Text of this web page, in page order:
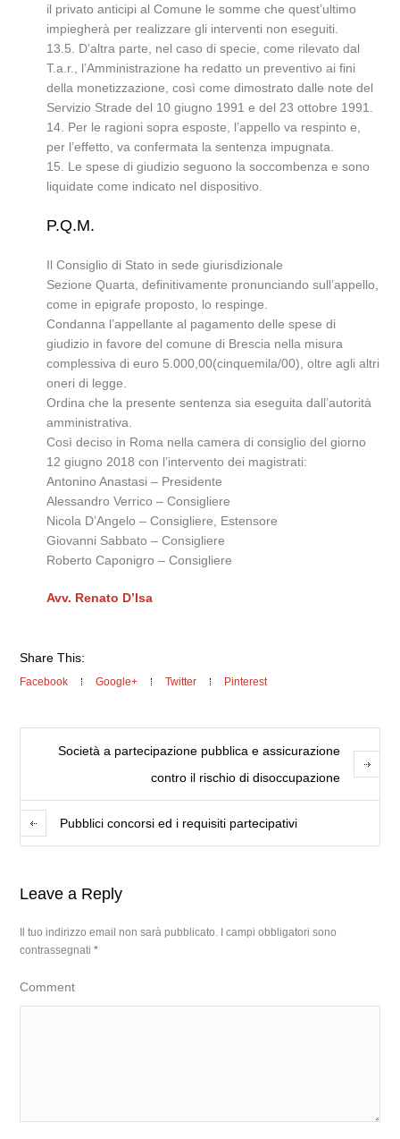
il privato anticipi al Comune le somme che quest’ultimo
impiegherà per realizzare gli interventi non eseguiti.
13.5. D’altra parte, nel caso di specie, come rilevato dal
T.a.r., l’Amministrazione ha redatto un preventivo ai fini
della monetizzazione, così come dimostrato dalle note del
Servizio Strade del 10 giugno 1991 e del 23 ottobre 1991.
14. Per le ragioni sopra esposte, l’appello va respinto e,
per l’effetto, va confermata la sentenza impugnata.
15. Le spese di giudizio seguono la soccombenza e sono
liquidate come indicato nel dispositivo.
P.Q.M.
Il Consiglio di Stato in sede giurisdizionale
Sezione Quarta, definitivamente pronunciando sull’appello,
come in epigrafe proposto, lo respinge.
Condanna l’appellante al pagamento delle spese di
giudizio in favore del comune di Brescia nella misura
complessiva di euro 5.000,00(cinquemila/00), oltre agli altri
oneri di legge.
Ordina che la presente sentenza sia eseguita dall’autorità
amministrativa.
Così deciso in Roma nella camera di consiglio del giorno
12 giugno 2018 con l’intervento dei magistrati:
Antonino Anastasi – Presidente
Alessandro Verrico – Consigliere
Nicola D’Angelo – Consigliere, Estensore
Giovanni Sabbato – Consigliere
Roberto Caponigro – Consigliere
Avv. Renato D’Isa
Share This:
Facebook Google+ Twitter Pinterest
Società a partecipazione pubblica e assicurazione
contro il rischio di disoccupazione
Pubblici concorsi ed i requisiti partecipativi
Leave a Reply
Il tuo indirizzo email non sarà pubblicato.
I campi obbligatori sono
contrassegnati*
Comment